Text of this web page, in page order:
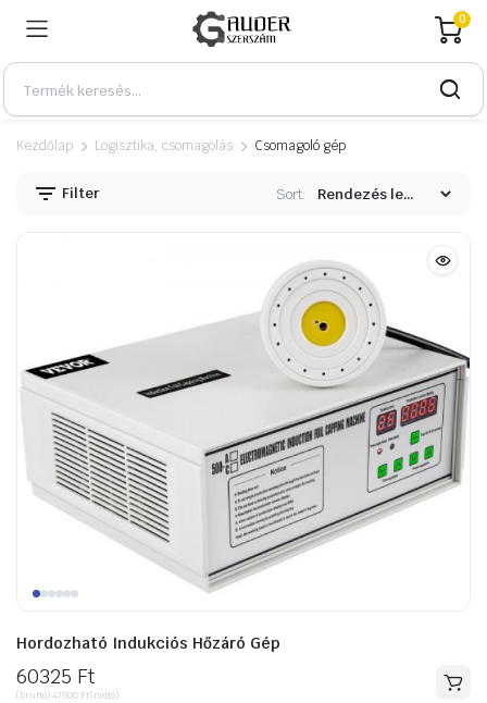
0
Kezdőlap Logisztika, csomagolás Csomagoló gép
Filter Sort:
Hordozható Indukciós Hőzáró Gép
60325 Ft
(bruttó) 47500 Ft(nettó)